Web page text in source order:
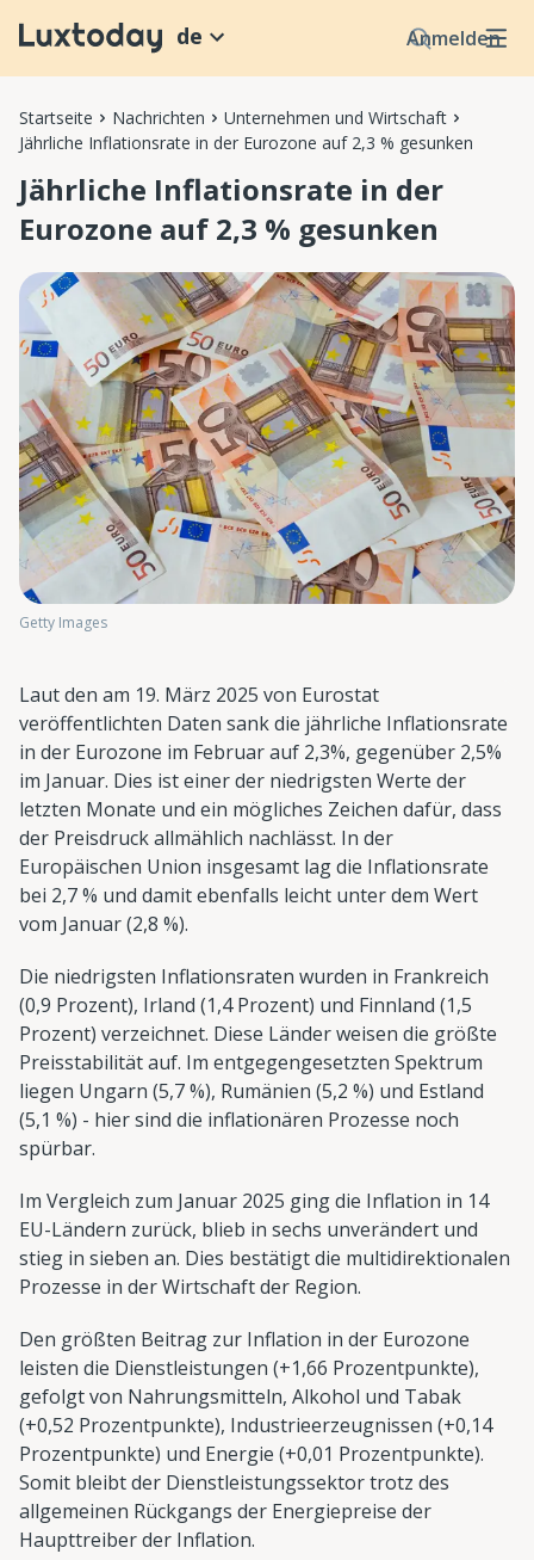
Anmelden
de
Startseite Nachrichten
Unternehmen und Wirtschaft
Jährliche Inflationsrate in der Eurozone auf 2,3 % gesunken
Jährliche Inflationsrate in der
Eurozone auf 2,3 % gesunken
Getty Images
Laut den am 19. März 2025 von Eurostat
veröffentlichten Daten sank die jährliche Inflationsrate
in der Eurozone im Februar auf 2,3%, gegenüber 2,5%
im Januar. Dies ist einer der niedrigsten Werte der
letzten Monate und ein mögliches Zeichen dafür, dass
der Preisdruck allmählich nachlässt. In der
Europäischen Union insgesamt lag die Inflationsrate
bei 2,7 % und damit ebenfalls leicht unter dem Wert
vom Januar (2,8 %).
Die niedrigsten Inflationsraten wurden in Frankreich
(0,9 Prozent), Irland (1,4 Prozent) und Finnland (1,5
Prozent) verzeichnet. Diese Länder weisen die größte
Preisstabilität auf. Im entgegengesetzten Spektrum
liegen Ungarn (5,7 %), Rumänien (5,2 %) und Estland
(5,1 %) - hier sind die inflationären Prozesse noch
spürbar.
Im Vergleich zum Januar 2025 ging die Inflation in 14
EU-Ländern zurück, blieb in sechs unverändert und
stieg in sieben an. Dies bestätigt die multidirektionalen
Prozesse in der Wirtschaft der Region.
Den größten Beitrag zur Inflation in der Eurozone
leisten die Dienstleistungen (+1,66 Prozentpunkte),
gefolgt von Nahrungsmitteln, Alkohol und Tabak
(+0,52 Prozentpunkte), Industrieerzeugnissen (+0,14
Prozentpunkte) und Energie (+0,01 Prozentpunkte).
Somit bleibt der Dienstleistungssektor trotz des
allgemeinen Rückgangs der Energiepreise der
Haupttreiber der Inflation.